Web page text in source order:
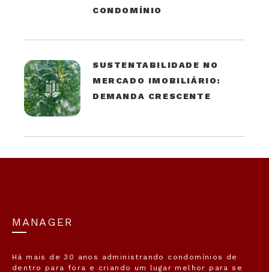
CONDOMÍNIO
SUSTENTABILIDADE NO
MERCADO IMOBILIÁRIO:
DEMANDA CRESCENTE
MANAGER
Há mais de 30 anos administrando condomínios de
dentro para fora e criando um lugar melhor para se